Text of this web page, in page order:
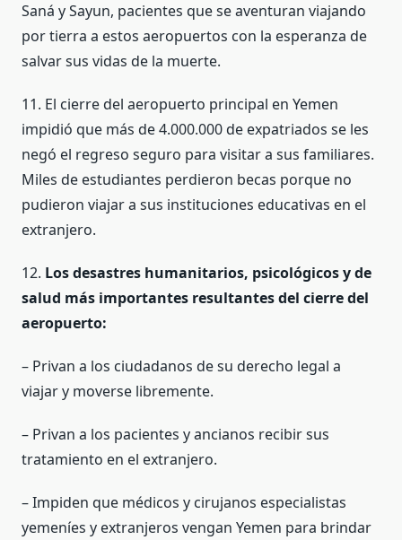
Saná y Sayun, pacientes que se aventuran viajando
por tierra a estos aeropuertos con la esperanza de
salvar sus vidas de la muerte.
11. El cierre del aeropuerto principal en Yemen
impidió que más de 4.000.000 de expatriados se les
negó el regreso seguro para visitar a sus familiares.
Miles de estudiantes perdieron becas porque no
pudieron viajar a sus instituciones educativas en el
extranjero.
12. Los desastres humanitarios, psicológicos y de
salud más importantes resultantes del cierre del
aeropuerto:
– Privan a los ciudadanos de su derecho legal a
viajar y moverse libremente.
– Privan a los pacientes y ancianos recibir sus
tratamiento en el extranjero.
– Impiden que médicos y cirujanos especialistas
yemeníes y extranjeros vengan Yemen para brindar